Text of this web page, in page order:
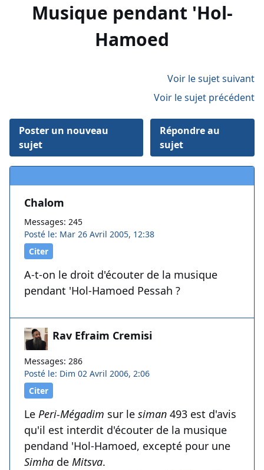
Musique pendant 'Hol-
Hamoed
Voir le sujet suivant
Voir le sujet précédent
Poster un nouveau
sujet
Répondre au
sujet
Chalom
Messages: 245
Posté le: Mar 26 Avril 2005, 12:38
Citer
A-t-on le droit d'écouter de la musique
pendant 'Hol-Hamoed Pessah ?
Rav Efraim Cremisi
Messages: 286
Posté le: Dim 02 Avril 2006, 2:06
Citer
Le Peri-Mégadim sur le siman 493 est d'avis
qu'il est interdit d'écouter de la musique
pendand 'Hol-Hamoed, excepté pour une
Simha de Mitsva.